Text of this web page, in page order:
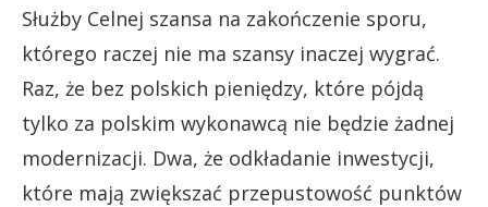
Służby Celnej szansa na zakończenie sporu,
którego raczej nie ma szansy inaczej wygrać.
Raz, że bez polskich pieniędzy, które pójdą
tylko za polskim wykonawcą nie będzie żadnej
modernizacji. Dwa, że odkładanie inwestycji,
które mają zwiększać przepustowość punktów